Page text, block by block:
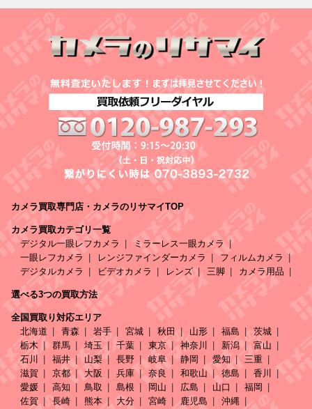
カメラ買取専門店・カメラのリサマイTOP
カメラ買取カテゴリ一覧
デジタル一眼レフカメラ
ミラーレス一眼カメラ
一眼レフカメラ
レンジファインダーカメラ
フィルムカメラ
デジタルカメラ
ビデオカメラ レンズ 三脚 カメラ用品
選べる3つの買取方法
全国買取り対応エリア
北海道
青森 岩手 宮城 秋田 山形 福島
茨城
栃木
群馬 埼玉 千葉 東京 神奈川 新潟
富山
石川
福井 山梨 長野 岐阜 静岡 愛知
三重
滋賀
京都 大阪 兵庫 奈良 和歌山 徳島
香川
愛媛
高知 鳥取 島根 岡山 広島 山口
福岡
佐賀
長崎 熊本 大分 宮崎 鹿児島 沖縄